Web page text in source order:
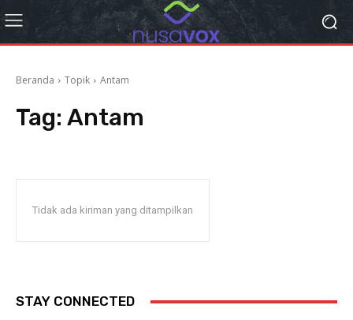
Beranda Topik Antam
Tag: Antam
Tidak ada kiriman yang ditampilkan
STAY CONNECTED